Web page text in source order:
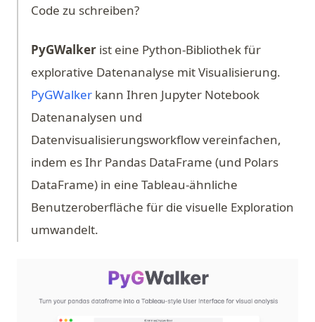
Code zu schreiben?
PyGWalkerist eine Python-Bibliothek für
explorative Datenanalyse mit Visualisierung.
PyGWalker(opens in a new tab)
kann Ihren Jupyter Notebook
Datenanalysen und
Datenvisualisierungsworkflow vereinfachen,
indem es Ihr Pandas DataFrame (und Polars
DataFrame) in eine Tableau-ähnliche
Benutzeroberfläche für die visuelle Exploration
umwandelt.